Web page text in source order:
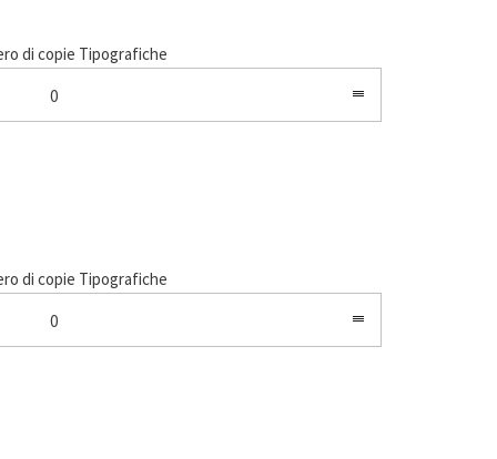
di copie Tipografiche
0
di copie Tipografiche
0